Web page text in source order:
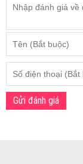
Gửi đánh giá